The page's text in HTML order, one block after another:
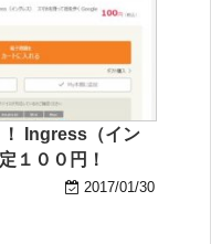
！ Ingress（イン
１００円！
2017/01/30